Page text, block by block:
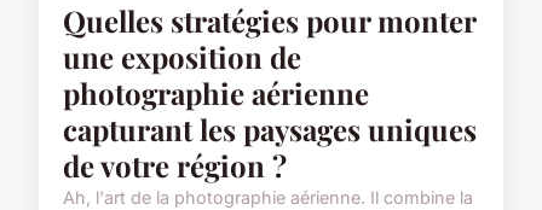
Quelles stratégies pour monter
une exposition de
photographie aérienne
capturant les paysages uniques
de votre région ?
Ah, l'art de la photographie aérienne. Il combine la